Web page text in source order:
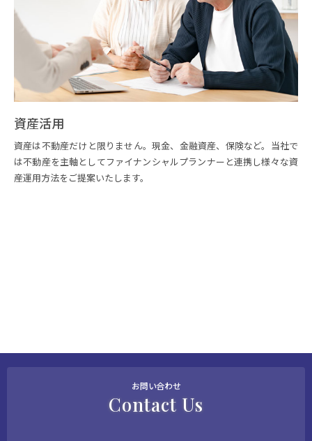
資産活用
資産は不動産だけと限りません。現金、金融資産、保険など。当社で
は不動産を主軸としてファイナンシャルプランナーと連携し様々な資
産運用方法をご提案いたします。
お問い合わせ
Contact Us